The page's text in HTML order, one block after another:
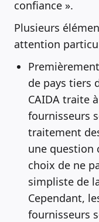
confiance ».
Plusieurs
attention
de pays tiers
CAIDA traite
fournisseurs
traitement
une question
choix de ne
simpliste de
Cependant,
fournisseurs